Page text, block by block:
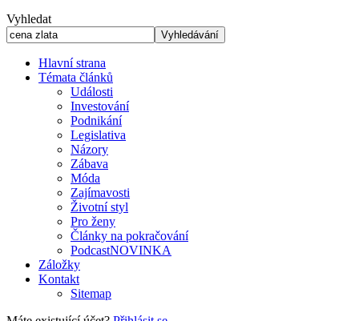
Vyhledat
Hlavní strana
Témata článků
Události
Investování
Podnikání
Legislativa
Názory
Zábava
Móda
Zajímavosti
Životní styl
Pro ženy
Články na pokračování
PodcastNOVINKA
Záložky
Kontakt
Sitemap